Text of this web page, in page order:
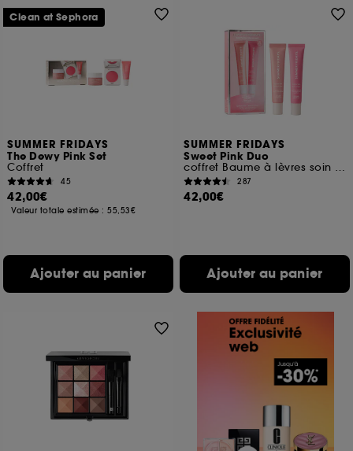
SUMMER FRIDAYS
The Dewy Pink Set
Coffret
45
42,00€
Valeur totale estimée :55,53€
Ajouter au panier
Clean at Sephora
SUMMER FRIDAYS
Sweet Pink Duo
coffret Baume à lèvres soin hydratant
287
42,00€
Ajouter au panier